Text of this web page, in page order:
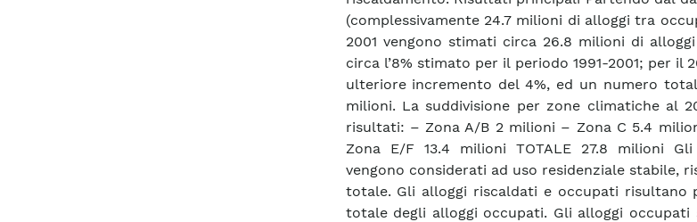
(complessivamente 24.7 milioni di alloggi tra
2001 vengono stimati circa 26.8 milioni di
circa l’8% stimato per il periodo 1991-2001; per il
ulteriore incremento del 4%, ed un numero
milioni. La suddivisione per zone climatiche al
risultati: – Zona A/B 2 milioni – Zona C 5.4
Zona E/F 13.4 milioni TOTALE 27.8 milioni
vengono considerati ad uso residenziale stabile,
totale. Gli alloggi riscaldati e occupati risultano
totale degli alloggi occupati. Gli alloggi occupati